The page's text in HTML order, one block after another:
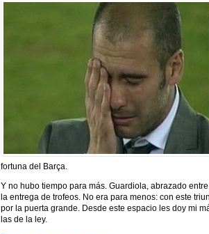
fortuna del Barça.
Y no hubo tiempo para más. Guardiola, abrazado
la entrega de trofeos. No era para menos: con este
por la puerta grande. Desde este espacio les doy mi
las de la ley.